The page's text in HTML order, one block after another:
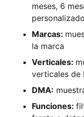
meses, 6
personalizado
Marcas:
la marca
Verticales:
verticales de
DMA:
Funciones: